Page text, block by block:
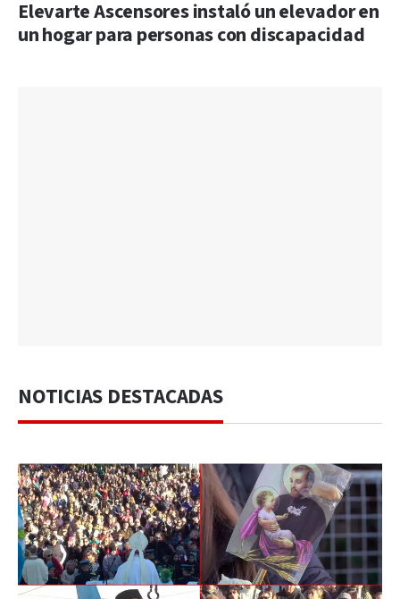
Elevarte Ascensores instaló un elevador en
un hogar para personas con discapacidad
NOTICIAS DESTACADAS